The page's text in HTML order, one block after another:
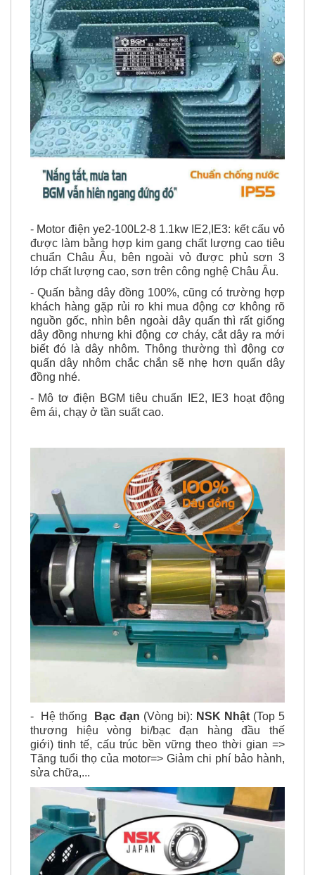
- Motor điện ye2-100L2-8 1.1kw IE2,IE3: kết cấu vỏ
được làm bằng hợp kim gang chất lượng cao tiêu
chuẩn Châu Âu, bên ngoài vỏ được phủ sơn 3
lớp chất lượng cao, sơn trên công nghệ Châu Âu.
- Quấn bằng dây đồng 100%, cũng có trường hợp
khách hàng gặp rủi ro khi mua động cơ không rõ
nguồn gốc, nhìn bên ngoài dây quấn thì rất giống
dây đồng nhưng khi động cơ cháy, cắt dây ra mới
biết đó là dây nhôm. Thông thường thì động cơ
quấn dây nhôm chắc chắn sẽ nhẹ hơn quấn dây
đồng nhé.
- Mô tơ điện BGM tiêu chuẩn IE2, IE3 hoạt động
êm ái, chạy ở tần suất cao.
- Hệ thống Bạc đạn (Vòng bi): NSK Nhật(Top 5
thương hiệu vòng bi/bạc đạn hàng đầu thế
giới) tinh tế, cấu trúc bền vững theo thời gian =>
Tăng tuổi thọ của motor=> Giảm chi phí bảo hành,
sửa chữa,...